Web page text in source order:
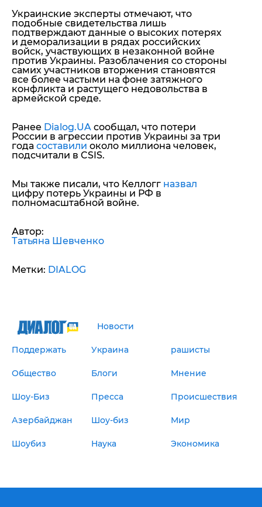
Украинские эксперты отмечают, что
подобные свидетельства лишь
подтверждают данные о высоких потерях
и деморализации в рядах российских
войск, участвующих в незаконной войне
против Украины. Разоблачения со стороны
самих участников вторжения становятся
все более частыми на фоне затяжного
конфликта и растущего недовольства в
армейской среде.
Ранее Dialog.UA сообщал, что потери
России в агрессии против Украины за три
года составили около миллиона человек,
подсчитали в CSIS.
Мы также писали, что Келлогг назвал
цифру потерь Украины и РФ в
полномасштабной войне.
Автор:
Татьяна Шевченко
Метки: DIALOG
Новости
Поддержать Украина рашисты
Общество Блоги Мнение
Шоу-Биз Пресса Происшествия
Азербайджан Шоу-биз Мир
Шоубиз Наука Экономика